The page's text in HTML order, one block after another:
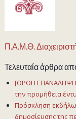
Π.Α.Μ.Θ.
Τελευταία άρθρα
[ΟΡΘΗ ΕΠΑΝΑΛΗΨΗ]
την προμήθεια
Πρόσκληση
δημοσίευσης της